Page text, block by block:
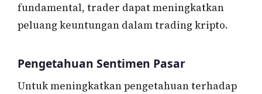
fundamental, trader dapat meningkatkan
peluang keuntungan dalam trading kripto.
Pengetahuan Sentimen Pasar
Untuk meningkatkan pengetahuan terhadap